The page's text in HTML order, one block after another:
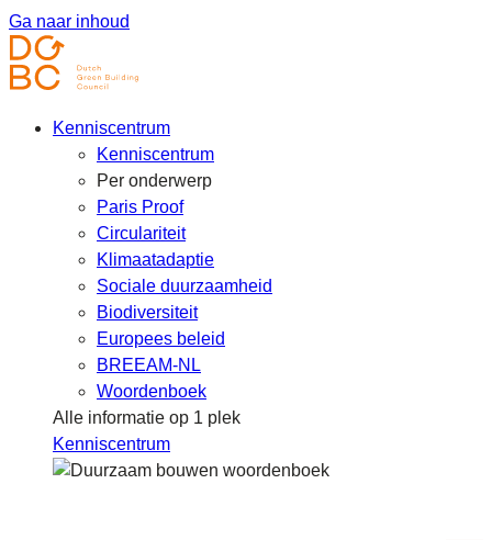
Ga naar inhoud
Kenniscentrum
Kenniscentrum
Per onderwerp
Paris Proof
Circulariteit
Klimaatadaptie
Sociale duurzaamheid
Biodiversiteit
Europees beleid
BREEAM-NL
Woordenboek
Alle informatie op 1 plek
Kenniscentrum